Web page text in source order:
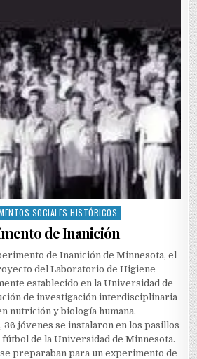
SOCIALES HISTÓRICOS
de Inanición
de Inanición de Minnesota, el
del Laboratorio de Higiene
establecido en la Universidad de
de investigación interdisciplinaria
nutrición y biología humana.
36 jóvenes se instalaron en los pasillos
fútbol de la Universidad de Minnesota.
preparaban para un experimento de